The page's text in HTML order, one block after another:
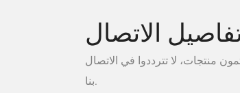
الاتصال
منتجات، لا تترددوا في الاتصال
بنا.